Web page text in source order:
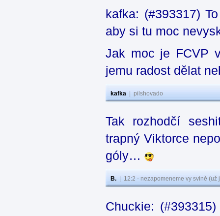
kafka: (#393317)
aby si tu moc
Jak moc je FCVP
jemu radost dělat
kafka pilshovado
Tak rozhodčí
trapný Viktorce
góly…
B. 12:2 - nezapomeneme vy svině
Chuckie: